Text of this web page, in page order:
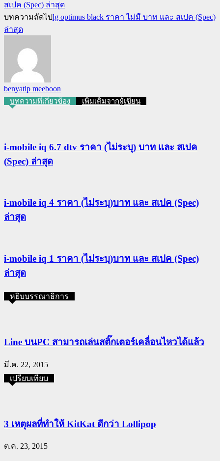
สเปค (Spec) ล่าสุด
บทความถัดไปlg optimus black ราคา ไม่มี บาท และ สเปค (Spec)
ล่าสุด
benyatip meeboon
บทความที่เกี่ยวข้อง เพิ่มเติมจากผู้เขียน
i-mobile iq 6.7 dtv ราคา (ไม่ระบุ) บาท และ สเปค
(Spec) ล่าสุด
i-mobile iq 4 ราคา (ไม่ระบุ)บาท และ สเปค (Spec)
ล่าสุด
i-mobile iq 1 ราคา (ไม่ระบุ)บาท และ สเปค (Spec)
ล่าสุด
หยิบบรรณาธิการ
Line บนPC สามารถเล่นสติ๊กเตอร์เคลื่อนไหวได้แล้ว
มี.ค. 22, 2015
เปรียบเทียบ
3 เหตุผลที่ทำให้ KitKat ดีกว่า Lollipop
ต.ค. 23, 2015